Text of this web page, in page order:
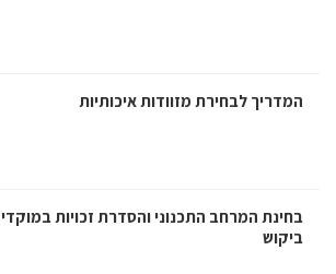
המדריך לבחירת מזוודות איכותיות
בחינת המרחב התכנוני והסדרת זכויות במוקדי
ביקוש